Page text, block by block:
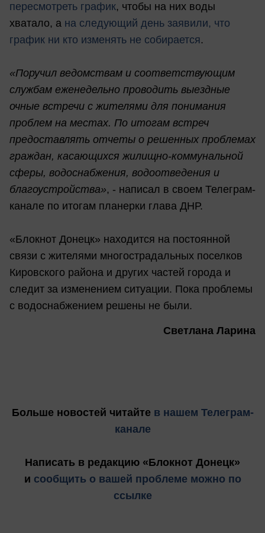
пересмотреть график, чтобы на них воды
хватало, а на следующий день заявили, что
график ни кто изменять не собирается.
«Поручил ведомствам и соответствующим
службам еженедельно проводить выездные
очные встречи с жителями для понимания
проблем на местах. По итогам встреч
предоставлять отчеты о решенных проблемах
граждан, касающихся жилищно-коммунальной
сферы, водоснабжения, водоотведения и
благоустройства», - написал в своем Телеграм-
канале по итогам планерки глава ДНР.
«Блокнот Донецк» находится на постоянной
связи с жителями многострадальных поселков
Кировского района и других частей города и
следит за изменением ситуации. Пока проблемы
с водоснабжением решены не были.
Светлана Ларина
Больше новостей читайте в нашем Телеграм-
канале
Написать в редакцию «Блокнот Донецк»
и сообщить о вашей проблеме можно по
ссылке